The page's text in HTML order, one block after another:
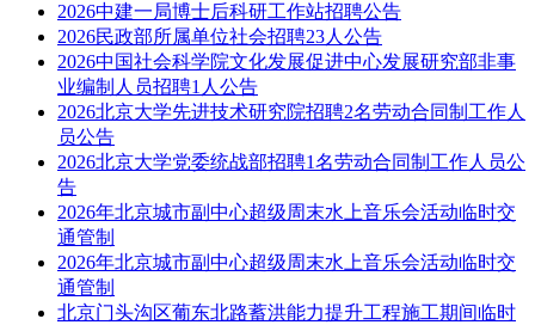
2026中建一局博士后科研工作站招聘公告
2026民政部所属单位社会招聘23人公告
2026中国社会科学院文化发展促进中心发展研究部非事
业编制人员招聘1人公告
2026北京大学先进技术研究院招聘2名劳动合同制工作人
员公告
2026北京大学党委统战部招聘1名劳动合同制工作人员公
告
2026年北京城市副中心超级周末水上音乐会活动临时交
通管制
2026年北京城市副中心超级周末水上音乐会活动临时交
通管制
北京门头沟区葡东北路蓄洪能力提升工程施工期间临时